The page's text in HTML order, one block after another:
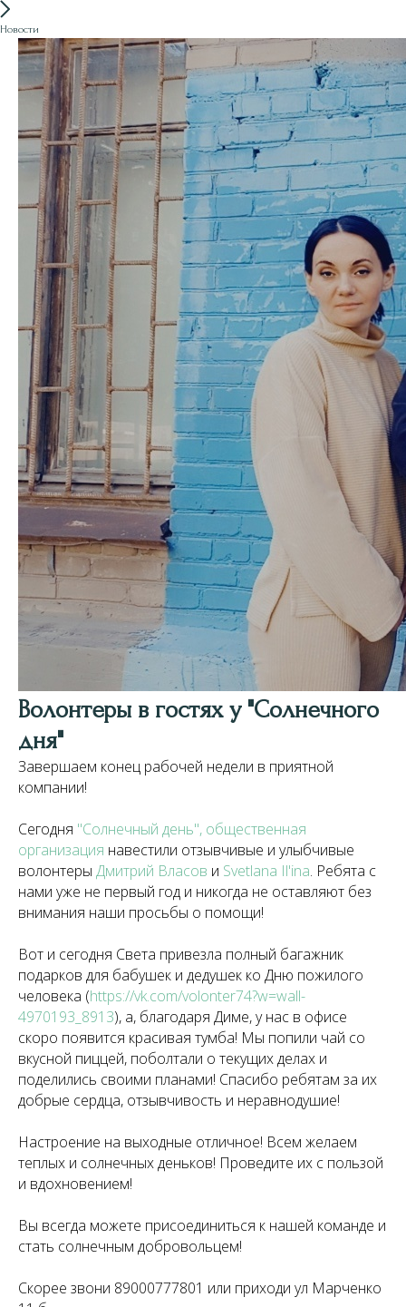
Новости
Волонтеры в гостях у "Солнечного
дня"
Завершаем конец рабочей недели в приятной
компании!
Сегодня "Солнечный день", общественная
организация навестили отзывчивые и улыбчивые
волонтеры Дмитрий Власов и Svetlana Il'ina. Ребята с
нами уже не первый год и никогда не оставляют без
внимания наши просьбы о помощи!
Вот и сегодня Света привезла полный багажник
подарков для бабушек и дедушек ко Дню пожилого
человека (https://vk.com/volonter74?w=wall-
4970193_8913), а, благодаря Диме, у нас в офисе
скоро появится красивая тумба! Мы попили чай со
вкусной пиццей, поболтали о текущих делах и
поделились своими планами! Спасибо ребятам за их
добрые сердца, отзывчивость и неравнодушие!
Настроение на выходные отличное! Всем желаем
теплых и солнечных деньков! Проведите их с пользой
и вдохновением!
Вы всегда можете присоединиться к нашей команде и
стать солнечным добровольцем!
Скорее звони 89000777801 или приходи ул Марченко